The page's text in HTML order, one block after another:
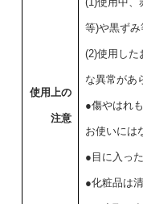
使用上の
注意
等)や黒ずみ
(2)使用した
な異常があ
●傷やはれ
お使いには
●目に入っ
●化粧品は